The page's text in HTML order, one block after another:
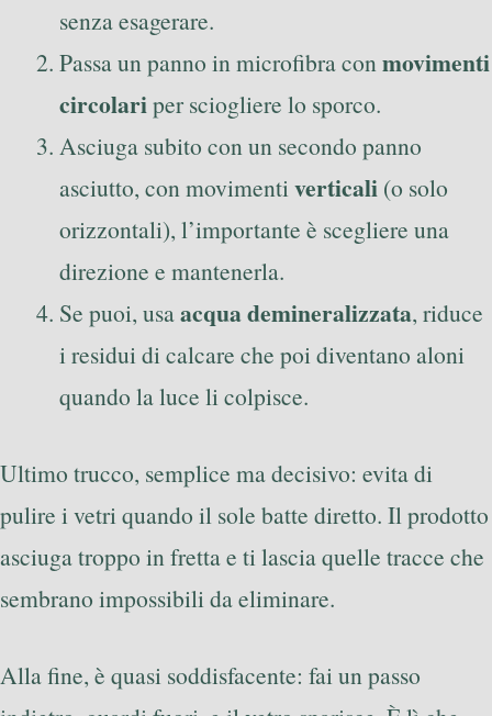
senza esagerare.
Passa un panno in microfibra con movimenti
circolariper sciogliere lo sporco.
Asciuga subito con un secondo panno
asciutto, con movimenti verticali (o solo
orizzontali), l’importante è scegliere una
direzione e mantenerla.
Se puoi, usaacqua demineralizzata, riduce
i residui di calcare che poi diventano aloni
quando la luce li colpisce.
Ultimo trucco, semplice ma decisivo: evita di
pulire i vetri quando il sole batte diretto. Il prodotto
asciuga troppo in fretta e ti lascia quelle tracce che
sembrano impossibili da eliminare.
Alla fine, è quasi soddisfacente: fai un passo